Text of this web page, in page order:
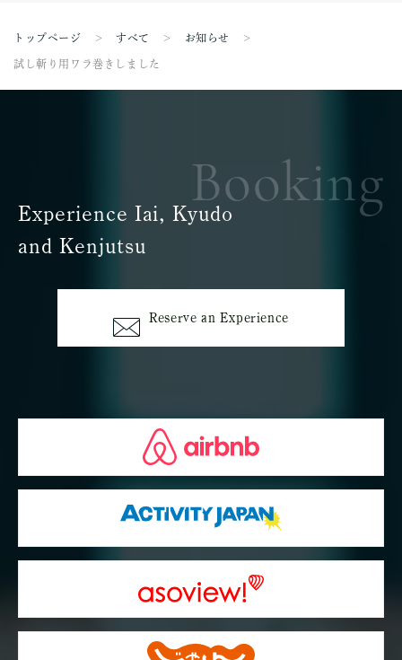
トップページ すべて お知らせ
試し斬り用ワラ巻きしました
Booking
Experience Iai, Kyudo
and Kenjutsu
Reserve an Experience